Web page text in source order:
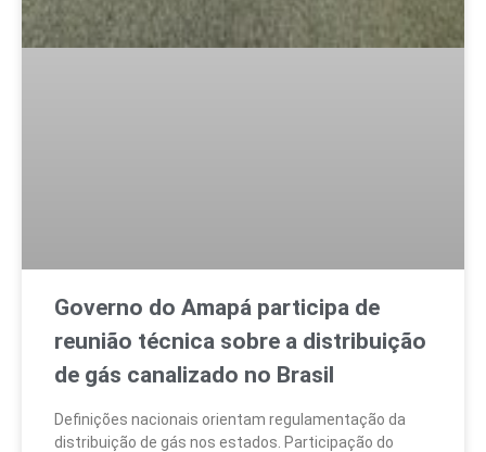
Governo do Amapá participa de
reunião técnica sobre a distribuição
de gás canalizado no Brasil
Definições nacionais orientam regulamentação da
distribuição de gás nos estados. Participação do